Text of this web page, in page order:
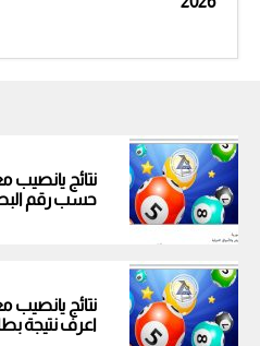
حسب رقم
اعرف نتيجة